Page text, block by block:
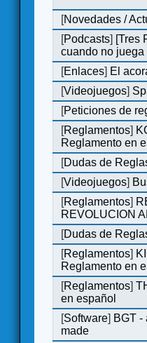
[Novedades /
[Podcasts] [Tres
cuando no
[Enlaces] El
[Videojuegos]
[Peticiones de
[Reglamentos]
Reglamento en
[Dudas de
[Videojuegos]
[Reglamentos]
REVOLUCION
[Dudas de
[Reglamentos]
Reglamento en
[Reglamentos]
en español
[Software] BGT -
made